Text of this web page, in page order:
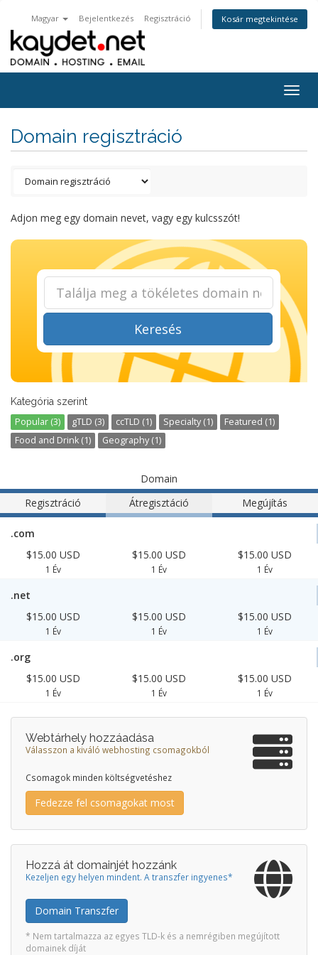
Magyar Bejelentkezés Regisztráció Kosár megtekintése
Domain regisztráció
Adjon meg egy domain nevet, vagy egy kulcsszót!
Keresés
Kategória szerint
Popular (3) gTLD (3) ccTLD (1) Specialty (1)
Featured (1)
Food and Drink (1)
Geography (1)
Domain
Regisztráció
Átregisztáció Megújítás
.com
$15.00 USD
1 Év
$15.00 USD
1 Év
$15.00 USD
1 Év
.net
$15.00 USD
1 Év
$15.00 USD
1 Év
$15.00 USD
1 Év
.org
$15.00 USD
1 Év
$15.00 USD
1 Év
$15.00 USD
1 Év
Webtárhely hozzáadása
Válasszon a kiváló webhosting csomagokból
Csomagok minden költségvetéshez
Fedezze fel csomagokat most
Hozzá át domainjét hozzánk
Kezeljen egy helyen mindent. A transzfer ingyenes*
Domain Transzfer
* Nem tartalmazza az egyes TLD-k és a nemrégiben megújított
domainek díját